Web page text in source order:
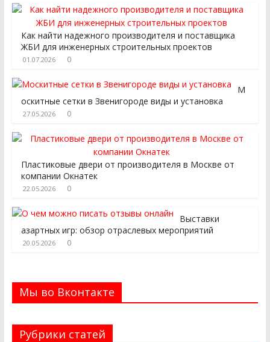
Как найти надежного производителя и поставщика
ЖБИ для инженерных строительных проектов
01.07.2026 0
М
оскитные сетки в Звенигороде виды и установка
27.05.2026 0
Пластиковые двери от производителя в Москве от
компании Окнатек
22.05.2026 0
Выставки
азартных игр: обзор отраслевых мероприятий
20.05.2026 0
Мы во Вконтакте
Рубрики статей